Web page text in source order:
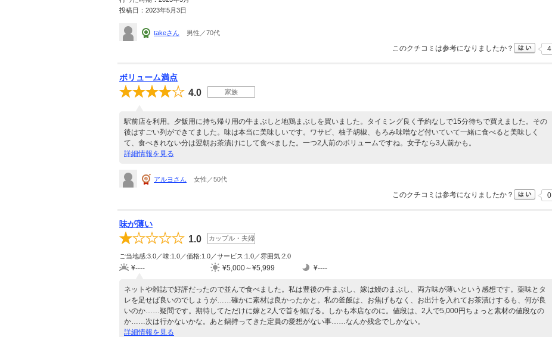
投稿日：2023年5月3日
takeさん 男性／70代
このクチコミは参考になりましたか？ 4
ボリューム満点
4.0 家族
駅前店を利用。夕飯用に持ち帰り用の牛まぶしと地鶏まぶしを買いました。タイミング良く予約なしで15分待ちで買えました。その
後はすごい列ができてました。味は本当に美味しいです。ワサビ、柚子胡椒、もろみ味噌など付いていて一緒に食べると美味しく
て、食べきれない分は翌朝お茶漬けにして食べました。一つ2人前のボリュームですね。女子なら3人前かも。
詳細情報を見る
アルヨさん 女性／50代
このクチコミは参考になりましたか？ 0
味が薄い
1.0 カップル・夫婦
ご当地感:3.0／味:1.0／価格:1.0／サービス:1.0／雰囲気:2.0
¥---- ¥5,000～¥5,999 ¥----
ネットや雑誌で好評だったので並んで食べました。私は豊後の牛まぶし、嫁は鰻のまぶし、両方味が薄いという感想です。薬味とタ
レを足せば良いのでしょうが……確かに素材は良かったかと。私の釜飯は、お焦げもなく、お出汁を入れてお茶漬けするも、何が良
いのか……疑問です。期待してただけに嫁と2人で首を傾げる。しかも本店なのに。値段は、2人で5,000円ちょっと素材の値段なの
か……次は行かないかな。あと鍋持ってきた定員の愛想がない事……なんか残念でしかない。
詳細情報を見る